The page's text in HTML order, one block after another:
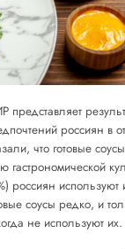
россиян в
что готовые
гастрономической
россиян
соусы редко, и
не используют их.